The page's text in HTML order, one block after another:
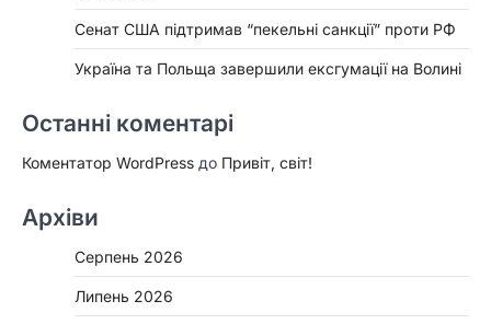
Сенат США підтримав “пекельні санкції” проти РФ
Україна та Польща завершили ексгумації на Волині
Останні коментарі
Коментатор WordPress до Привіт, світ!
Архіви
Серпень 2026
Липень 2026